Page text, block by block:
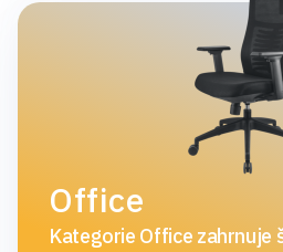
Office
Kategorie Office zahrnuje